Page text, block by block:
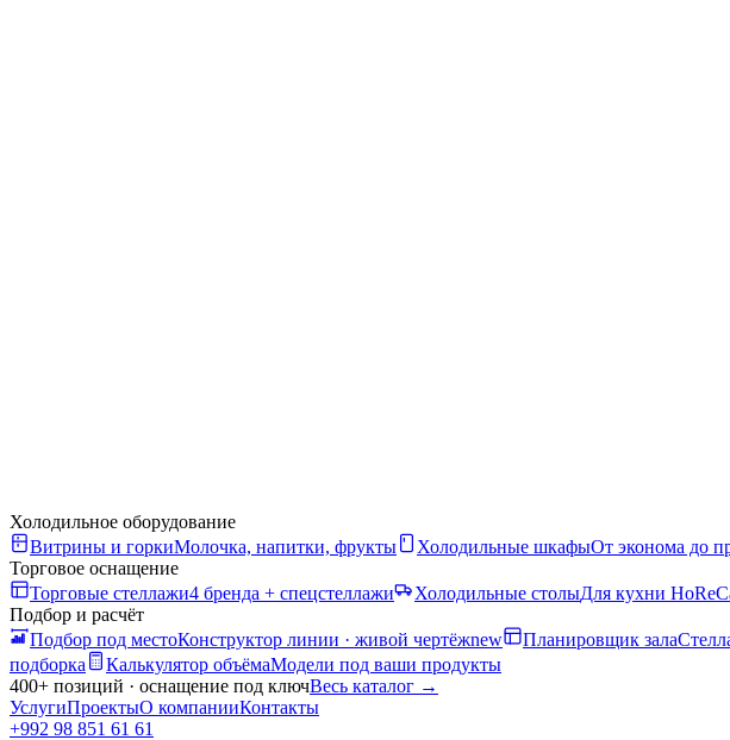
Холодильное оборудование
Витрины и горкиМолочка, напитки, фрукты Холодильные шкафыОт эконома до
Торговое оснащение
Торговые стеллажи4 бренда + спецстеллажи Холодильные столыДля кухни
Подбор и расчёт
Подбор под местоКонструктор линии · живой чертёжnew Планировщик зала
подборка
Калькулятор объёмаМодели под ваши продукты
400+ позиций · оснащение под ключВесь каталог →
УслугиПроектыО компанииКонтакты
+992 98 851 61 61